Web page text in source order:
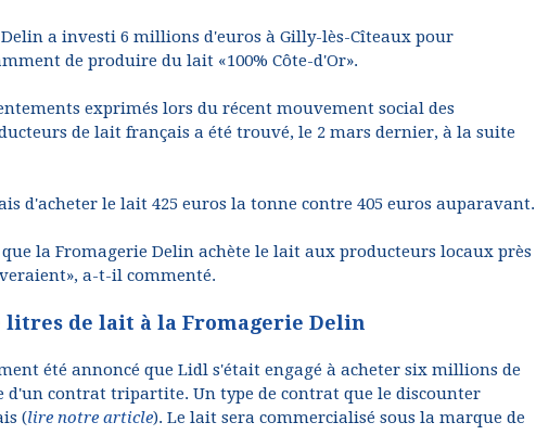
a investi 6 millions d'euros à Gilly-lès-Cîteaux pour
de produire du lait «100% Côte-d'Or».
exprimés lors du récent mouvement social des
de lait français a été trouvé, le 2 mars dernier, à la suite
d'acheter le lait 425 euros la tonne contre 405 euros auparavant.
la Fromagerie Delin achète le lait aux producteurs locaux près
a-t-il commenté.
de lait à la Fromagerie Delin
été annoncé que Lidl s'était engagé à acheter six millions de
d'un contrat tripartite. Un type de contrat que le discounter
(lire notre article). Le lait sera commercialisé sous la marque de